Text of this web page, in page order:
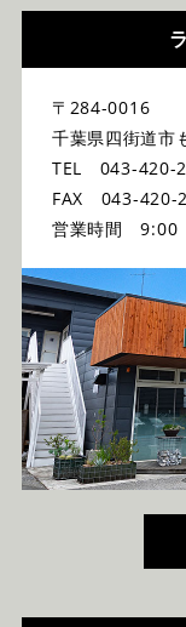
〒284-0016
千葉県四街道市
TEL 043-420-
FAX 043-420-
営業時間 9:00